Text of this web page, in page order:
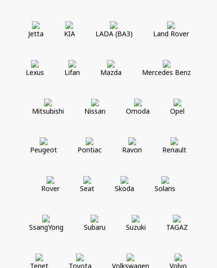
Jetta KIA LADA (ВАЗ) Land Rover
Lexus Lifan Mazda Mercedes Benz
Mitsubishi Nissan Omoda Opel
Peugeot Pontiac Ravon Renault
Rover Seat Skoda Solaris
SsangYong Subaru Suzuki TAGAZ
Tenet Toyota Volkswagen Volvo